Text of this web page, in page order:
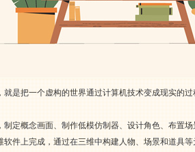
就是把一个虚构的世界通过计算机技术变成现实的
制定概念画面、制作低模仿制器、设计角色、布置
软件上完成，通过在三维中构建人物、场景和道具